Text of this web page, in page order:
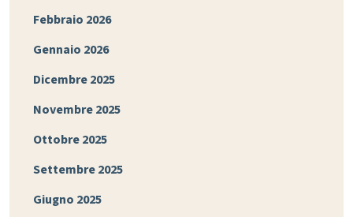
Febbraio 2026
Gennaio 2026
Dicembre 2025
Novembre 2025
Ottobre 2025
Settembre 2025
Giugno 2025